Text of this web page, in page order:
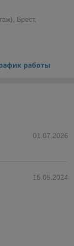
Брест,
работы
01.07.2026
15.05.2024